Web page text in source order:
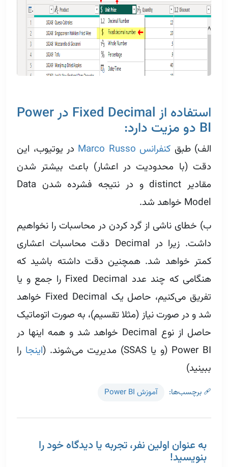
استفاده از Fixed Decimal در Power
BI دو مزیت دارد:
الف) طبق کنفرانس Marco Russo
در یوتیوب، این
دقت (با محدودیت در اعشار) باعث بیشتر شدن
مقادیر distinct و در نتیجه فشرده شدن Data
Model خواهد شد.
ب) خطای ناشی از گرد کردن در محاسبات را نخواهیم
داشت. زیرا در Decimal دقت محاسبات اعشاری
کمتر خواهد شد. همچنین دقت داشته باشید که
هنگامی که چند عدد Fixed Decimal را جمع و یا
تفریق می‌کنیم، حاصل یک Fixed Decimal خواهد
شد و در صورت نیاز (مثلا تقسیم)، به صورت اتوماتیک
حاصل از نوع Decimal خواهد شد و همه اینها در
Power BI (و یا SSAS) مدیریت می‌شوند. (
اینجا را
ببینید)
🩹 برچسب‌ها آموزش Power BI
به عنوان اولین نفر، تجربه یا دیدگاه خود را
بنویسید!